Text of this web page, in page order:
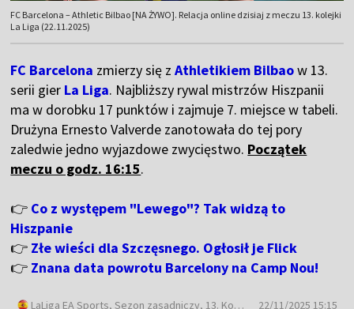
FC Barcelona – Athletic Bilbao [NA ŻYWO]. Relacja online dzisiaj z meczu 13. kolejki
La Liga (22.11.2025)
FC Barcelona zmierzy się zAthletikiem Bilbaow 13.
serii gier La Liga. Najbliższy rywal mistrzów Hiszpanii
ma w dorobku 17 punktów i zajmuje 7. miejsce w tabeli.
Drużyna Ernesto Valverde zanotowała do tej pory
zaledwie jedno wyjazdowe zwycięstwo. Początek
meczu o godz. 16:15.
👉 Co z występem "Lewego"? Tak widzą to
Hiszpanie
👉 Złe wieści dla Szczęsnego. Ogłosił je Flick
👉 Znana data powrotu Barcelony na Camp Nou!
LaLiga EA Sports , Sezon zasadniczy, 13. Kolejka
22/11/2025 15:15